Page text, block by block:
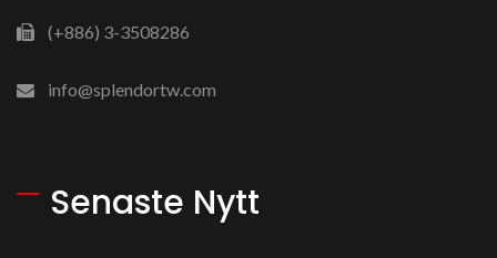
(+886) 3-3508286
info@splendortw.com
Senaste Nytt